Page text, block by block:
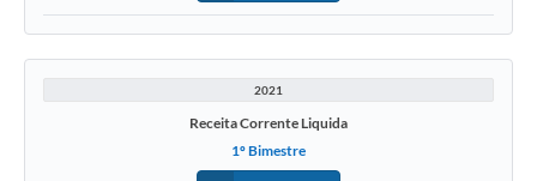
2021
Receita Corrente Liquida
1º Bimestre